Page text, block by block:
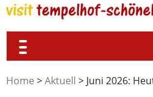
Home >Aktuell > Juni 2026: